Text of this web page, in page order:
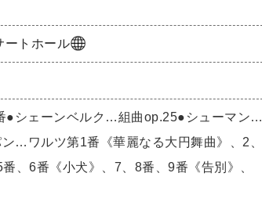
ートホール
●シェーンベルク…組曲op.25●シューマン…
…ワルツ第1番《華麗なる大円舞曲》、2、
、6番《小犬》、7、8番、9番《告別》、